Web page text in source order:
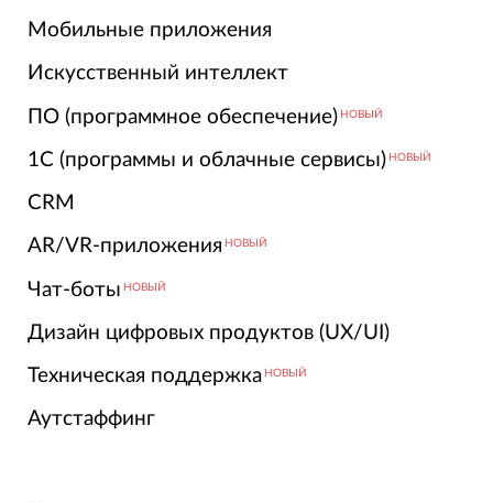
Мобильные приложения
Искусственный интеллект
ПО (программное обеспечение) НОВЫЙ
1С (программы и облачные сервисы) НОВЫЙ
CRM
AR/VR-приложения НОВЫЙ
Чат-боты НОВЫЙ
Дизайн цифровых продуктов (UX/UI)
Техническая поддержка НОВЫЙ
Аутстаффинг